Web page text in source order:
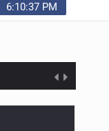
6:10:38 PM